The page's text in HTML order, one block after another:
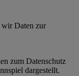
wir Daten zur
zum Datenschutz
dargestellt.